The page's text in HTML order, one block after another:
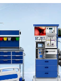
& TRUYỀN
nói Bitcoin
volume giảm
2023; Prophet
Trump nói